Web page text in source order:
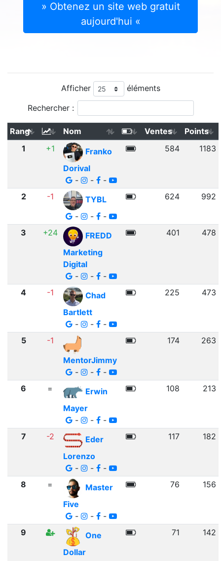
» Obtenez un site web gratuit
aujourd'hui «
Afficher éléments
Rechercher :
Rang Nom Ventes
Points
1
+1
Franko
Dorival
-
- -
584 1183
2 -1
TYBL
-
- -
624 992
3 +24
FREDD
Marketing
Digital
-
- -
401 478
4 -1
Chad
Bartlett
-
- -
225 473
5
-1
MentorJimmy
-
- -
174 263
6 =
Erwin
Mayer
-
- -
108 213
7 -2
Eder
Lorenzo
-
- -
117 182
8 =
Master
Five
-
- -
76 156
9
One
Dollar
71 142